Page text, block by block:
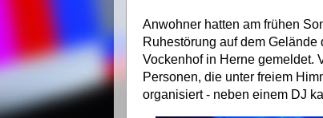
Anwohner hatten am frühen
Ruhestörung auf dem
Vockenhof in Herne gemeldet.
Personen, die unter freiem
organisiert - neben einem DJ